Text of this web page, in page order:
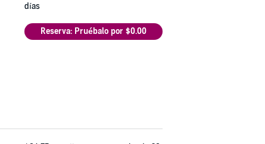
días
Reserva: Pruébalo por $0.00